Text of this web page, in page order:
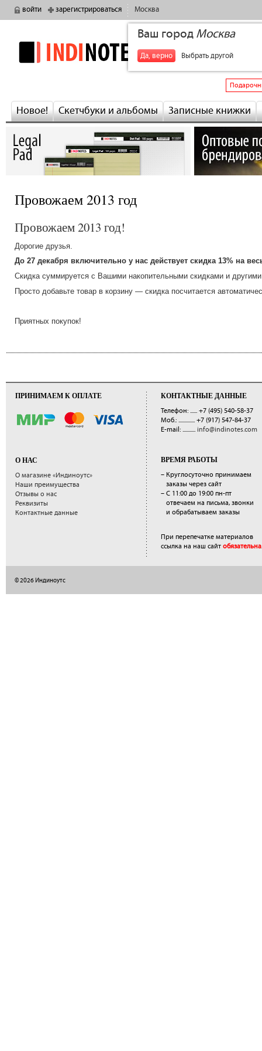
войти зарегистрироваться Москва
Ваш город Москва
Да, верно Выбрать другой
indinotes
Новое! Скетчбуки и альбомы Записные книжки
Провожаем 2013 год
Провожаем 2013 год!
Дорогие друзья.
До 27 декабря включительно у нас действует скидка 13% на
Скидка суммируется с Вашими накопительными скидками и
Просто добавьте товар в корзину — скидка посчитается
Приятных покупок!
ПРИНИМАЕМ К ОПЛАТЕ
О НАС
О магазине «Индиноутс»
Наши преимущества
Отзывы о нас
Реквизиты
Контактные данные
КОНТАКТНЫЕ ДАННЫЕ
Телефон: ...... +7 (495) 540-58-37
Моб.: .............. +7 (917) 547-84-37
E-mail: ........... info@indinotes.com
ВРЕМЯ РАБОТЫ
– Круглосуточно принимаем
заказы через сайт
– С 11:00 до 19:00 пн-пт
отвечаем на письма, звонки
и обрабатываем заказы
При перепечатке материалов
ссылка на наш сайт обязательна.
© 2026 Индиноутс